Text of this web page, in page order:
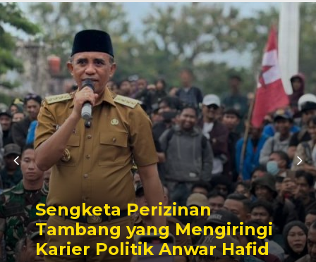
Sengketa Perizinan
Tambang yang Mengiringi
Karier Politik Anwar Hafid